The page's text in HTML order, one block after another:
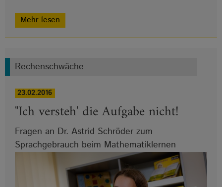
Mehr lesen
Rechenschwäche
23.02.2016
"Ich versteh' die Aufgabe nicht!
Fragen an Dr. Astrid Schröder zum
Sprachgebrauch beim Mathematiklernen